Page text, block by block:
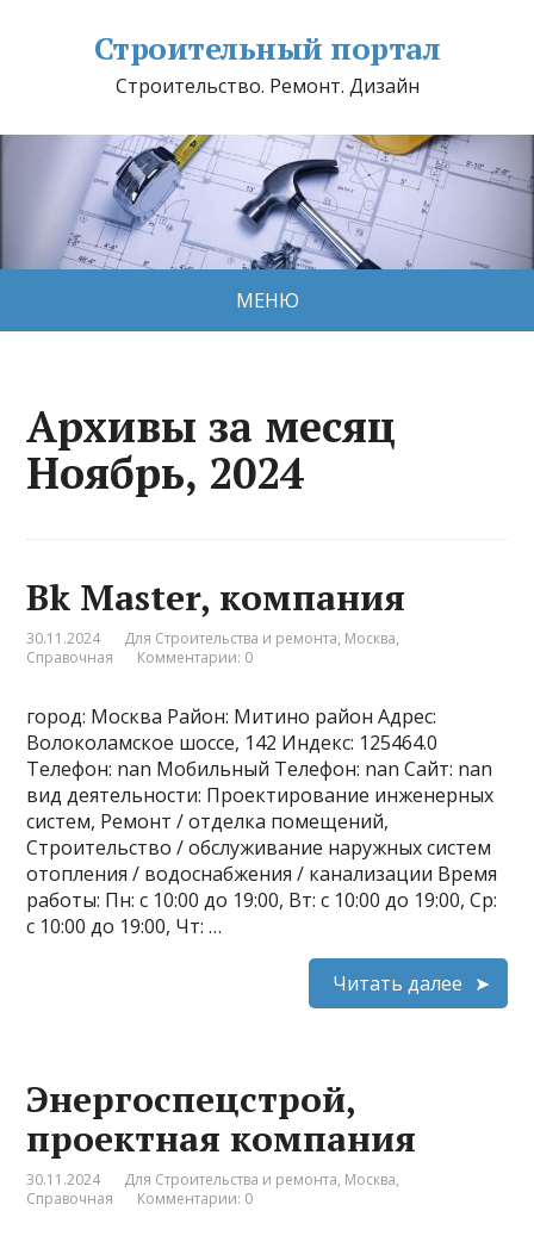
Строительный портал
Строительство. Ремонт. Дизайн
МЕНЮ
Архивы за месяц
Ноябрь, 2024
Bk Master, компания
30.11.2024 Для Строительства и ремонта, Москва,
Справочная
Комментарии: 0
город: Москва Район: Митино район Адрес:
Волоколамское шоссе, 142 Индекс: 125464.0
Телефон: nan Мобильный Телефон: nan Сайт: nan
вид деятельности: Проектирование инженерных
систем, Ремонт / отделка помещений,
Строительство / обслуживание наружных систем
отопления / водоснабжения / канализации Время
работы: Пн: с 10:00 до 19:00, Вт: с 10:00 до 19:00, Ср:
с 10:00 до 19:00, Чт: …
Читать далее
Энергоспецстрой,
проектная компания
30.11.2024 Для Строительства и ремонта, Москва,
Справочная
Комментарии: 0